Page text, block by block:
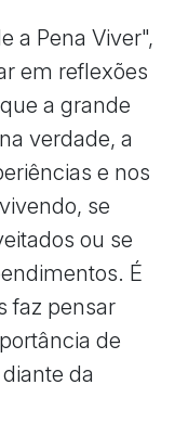
a Pena Viver",
em reflexões
a grande
verdade, a
e nos
se
ou se
É
faz pensar
de
da